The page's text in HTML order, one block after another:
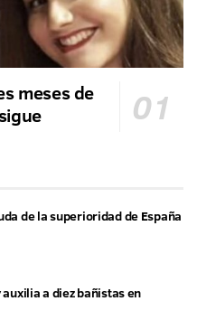
meses de
de la superioridad de España
a diez bañistas en